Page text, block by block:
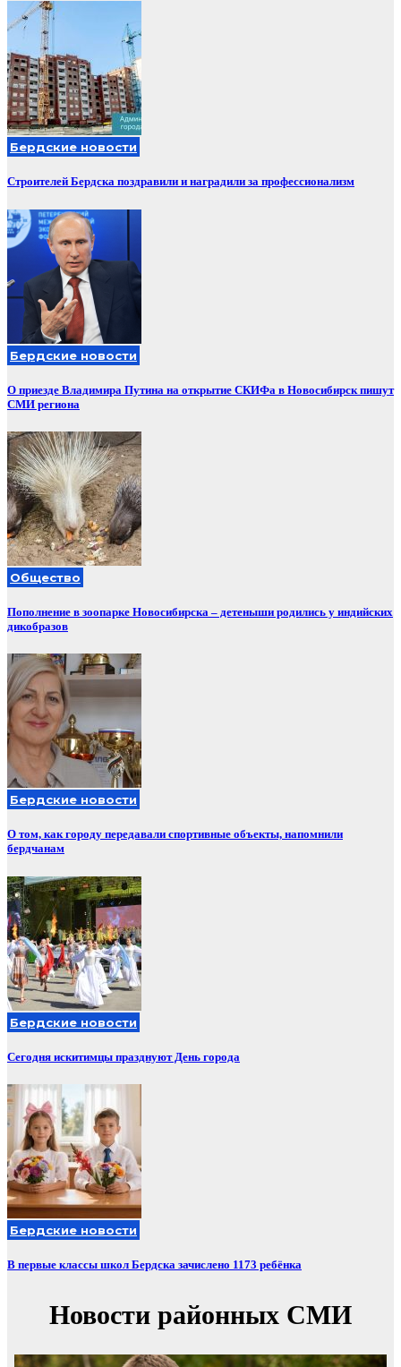
Бердские новости
Строителей Бердска поздравили и наградили за профессионализм
Бердские новости
О приезде Владимира Путина на открытие СКИФа в Новосибирск пишут
СМИ региона
Общество
Пополнение в зоопарке Новосибирска – детеныши родились у индийских
дикобразов
Бердские новости
О том, как городу передавали спортивные объекты, напомнили
бердчанам
Бердские новости
Сегодня искитимцы празднуют День города
Бердские новости
В первые классы школ Бердска зачислено 1173 ребёнка